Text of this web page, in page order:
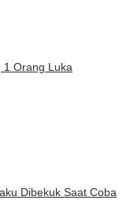
1 Orang Luka
Dibekuk Saat Coba